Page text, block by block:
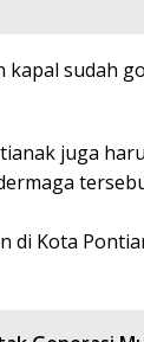
kapal sudah
juga
di Kota